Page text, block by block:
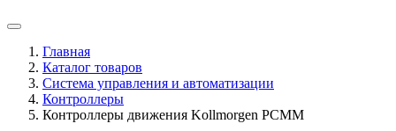
Главная
Каталог товаров
Система управления и автоматизации
Контроллеры
Контроллеры движения Kollmorgen PCMM